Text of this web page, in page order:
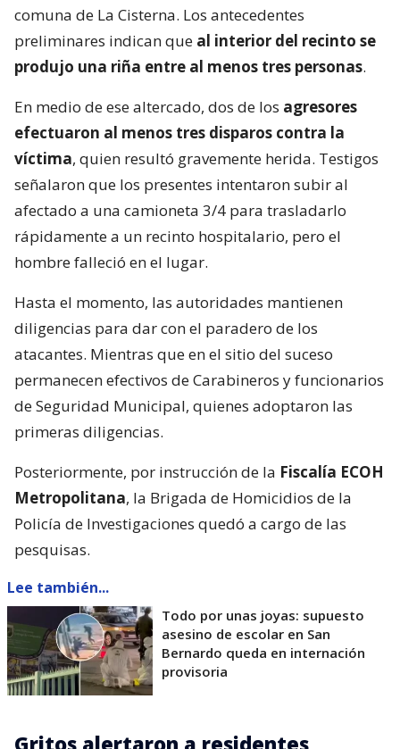
comuna de La Cisterna. Los antecedentes
preliminares indican que al interior del recinto se
produjo una riña entre al menos tres personas.
En medio de ese altercado, dos de los agresores
efectuaron al menos tres disparos contra la
víctima, quien resultó gravemente herida. Testigos
señalaron que los presentes intentaron subir al
afectado a una camioneta 3/4 para trasladarlo
rápidamente a un recinto hospitalario, pero el
hombre falleció en el lugar.
Hasta el momento, las autoridades mantienen
diligencias para dar con el paradero de los
atacantes. Mientras que en el sitio del suceso
permanecen efectivos de Carabineros y funcionarios
de Seguridad Municipal, quienes adoptaron las
primeras diligencias.
Posteriormente, por instrucción de la Fiscalía ECOH
Metropolitana, la Brigada de Homicidios de la
Policía de Investigaciones quedó a cargo de las
pesquisas.
Lee también...
Todo por unas joyas: supuesto
asesino de escolar en San
Bernardo queda en internación
provisoria
Gritos alertaron a residentes